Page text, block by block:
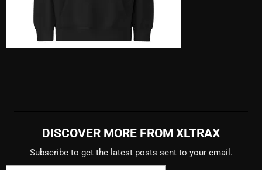
DISCOVER MORE FROM XLTRAX
Subscribe to get the latest posts sent to your email.